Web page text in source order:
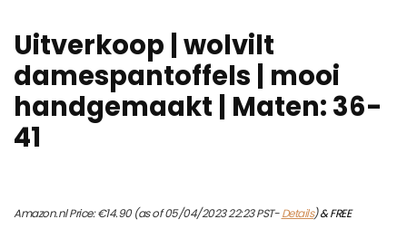
Uitverkoop | wolvilt
damespantoffels | mooi
handgemaakt | Maten: 36-
41
Amazon.nl Price:€14.90(as of 05/04/2023 22:23 PST-Details)&FREE